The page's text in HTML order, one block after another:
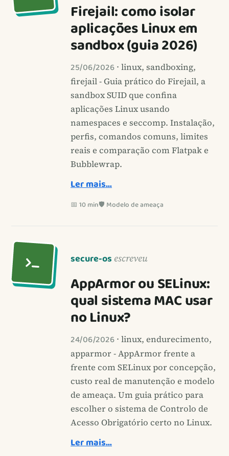
Firejail: como isolar
aplicações Linux em
sandbox (guia 2026)
25/06/2026 · linux, sandboxing,
firejail - Guia prático do Firejail, a
sandbox SUID que confina
aplicações Linux usando
namespaces e seccomp. Instalação,
perfis, comandos comuns, limites
reais e comparação com Flatpak e
Bubblewrap.
Ler mais…
📅 10 min🛡️ Modelo de ameaça
secure-os escreveu
AppArmor ou SELinux:
qual sistema MAC usar
no Linux?
24/06/2026 · linux, endurecimento,
apparmor - AppArmor frente a
frente com SELinux por concepção,
custo real de manutenção e modelo
de ameaça. Um guia prático para
escolher o sistema de Controlo de
Acesso Obrigatório certo no Linux.
Ler mais…